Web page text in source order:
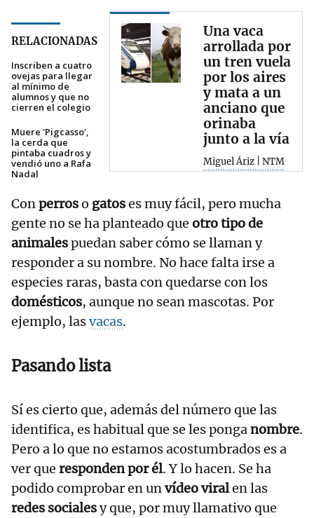
RELACIONADAS
Inscriben a cuatro
ovejas para llegar
al mínimo de
alumnos y que no
cierren el colegio
Muere 'Pigcasso',
la cerda que
pintaba cuadros y
vendió uno a Rafa
Nadal
Una vaca
arrollada por
un tren vuela
por los aires
y mata a un
anciano que
orinaba
junto a la vía
Miguel Áriz | NTM
Conperroso gatoses muy fácil, pero mucha
gente no se ha planteado que otro tipo de
animalespuedan saber cómo se llaman y
responder a su nombre. No hace falta irse a
especies raras, basta con quedarse con los
domésticos, aunque no sean mascotas. Por
ejemplo, lasvacas.
Pasando lista
Sí es cierto que, además del número que las
identifica, es habitual que se les ponganombre.
Pero a lo que no estamos acostumbrados es a
ver que responden por él. Y lo hacen. Se ha
podido comprobar en unvídeo viralen las
redes socialesy que, por muy llamativo que